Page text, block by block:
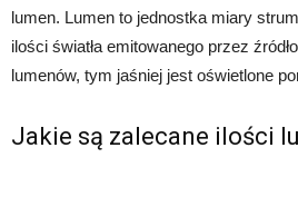
lumen. Lumen to jednostka miary
ilości światła emitowanego przez
lumenów, tym jaśniej jest oświetlone
Jakie są zalecane ilości